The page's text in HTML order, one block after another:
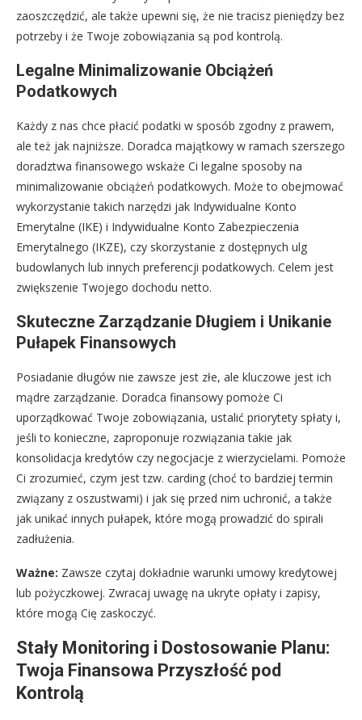
zaoszczędzić, ale także upewni się, że nie tracisz pieniędzy bez
potrzeby i że Twoje zobowiązania są pod kontrolą.
Legalne Minimalizowanie Obciążeń
Podatkowych
Każdy z nas chce płacić podatki w sposób zgodny z prawem,
ale też jak najniższe. Doradca majątkowy w ramach szerszego
doradztwa finansowego wskaże Ci legalne sposoby na
minimalizowanie obciążeń podatkowych. Może to obejmować
wykorzystanie takich narzędzi jak Indywidualne Konto
Emerytalne (IKE) i Indywidualne Konto Zabezpieczenia
Emerytalnego (IKZE), czy skorzystanie z dostępnych ulg
budowlanych lub innych preferencji podatkowych. Celem jest
zwiększenie Twojego dochodu netto.
Skuteczne Zarządzanie Długiem i Unikanie
Pułapek Finansowych
Posiadanie długów nie zawsze jest złe, ale kluczowe jest ich
mądre zarządzanie. Doradca finansowy pomoże Ci
uporządkować Twoje zobowiązania, ustalić priorytety spłaty i,
jeśli to konieczne, zaproponuje rozwiązania takie jak
konsolidacja kredytów czy negocjacje z wierzycielami. Pomoże
Ci zrozumieć, czym jest tzw. carding (choć to bardziej termin
związany z oszustwami) i jak się przed nim uchronić, a także
jak unikać innych pułapek, które mogą prowadzić do spirali
zadłużenia.
Ważne: Zawsze czytaj dokładnie warunki umowy kredytowej
lub pożyczkowej. Zwracaj uwagę na ukryte opłaty i zapisy,
które mogą Cię zaskoczyć.
Stały Monitoring i Dostosowanie Planu:
Twoja Finansowa Przyszłość pod
Kontrolą